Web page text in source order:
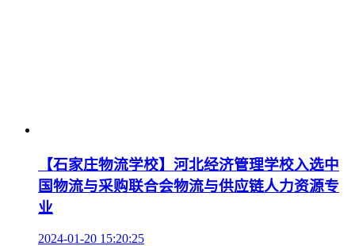
【石家庄物流学校】河北经济管理学校入选中
国物流与采购联合会物流与供应链人力资源专
业
2024-01-20 15:20:25